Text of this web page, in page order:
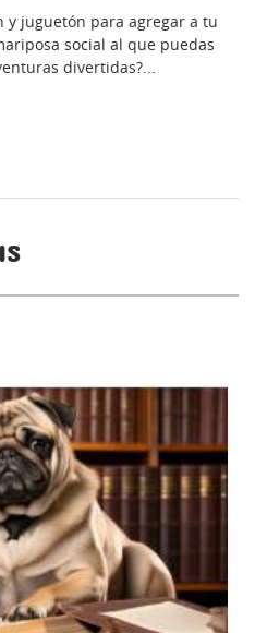
y juguetón para agregar a tu
social al que puedas
divertidas?...